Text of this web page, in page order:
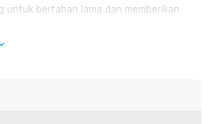
untuk bertahan lama dan memberikan
ukuran mulai dari 6, 10, 13 dan 16